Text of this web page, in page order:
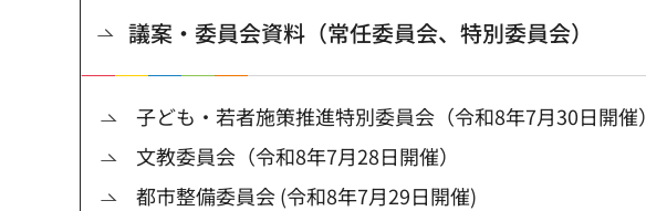
議案・委員会資料（常任委員会、特別委員会）
子ども・若者施策推進特別委員会（令和8年7月30日開催）
文教委員会（令和8年7月28日開催）
都市整備委員会 (令和8年7月29日開催)